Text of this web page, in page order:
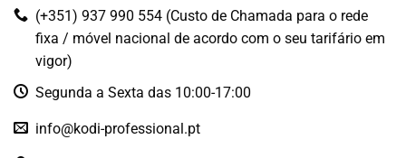
(+351) 937 990 554 (Custo de Chamada para o rede
fixa / móvel nacional de acordo com o seu tarifário em
vigor)
Segunda a Sexta das 10:00-17:00
info@kodi-professional.pt